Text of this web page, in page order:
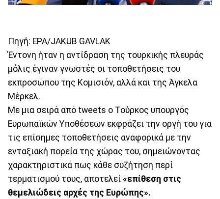
Πηγή: EPA/JAKUB GAVLAK
Έντονη ήταν η αντίδραση της τουρκικής πλευράς
μόλις έγιναν γνωστές οι τοποθετήσεις του
εκπροσώπου της Κομισιόν, αλλά και της Άγκελα
Μέρκελ.
Με μια σειρά από tweets ο Τούρκος υπουργός
Ευρωπαϊκών Υποθέσεων εκφράζει την οργή του για
τις επίσημες τοποθετήσεις αναφορικά με την
ενταξιακή πορεία της χώρας του, σημειώνοντας
χαρακτηριστικά πως κάθε συζήτηση περί
τερματισμού τους, αποτελεί «επίθεση στις
θεμελιώδεις αρχές της Ευρώπης».